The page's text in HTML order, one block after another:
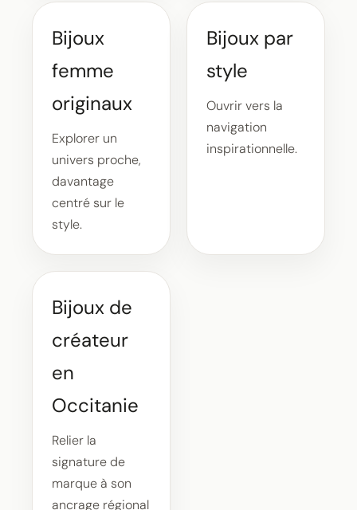
Bijoux
femme
originaux
Explorer un
univers proche,
davantage
centré sur le
style.
Bijoux par
style
Ouvrir vers la
navigation
inspirationnelle.
Bijoux de
créateur
en
Occitanie
Relier la
signature de
marque à son
ancrage régional